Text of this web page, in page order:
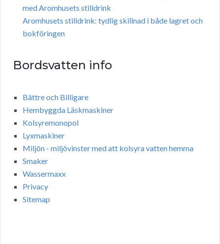
med Aromhusets stilldrink
Aromhusets stilldrink: tydlig skillnad i både lagret och
bokföringen
Bordsvatten info
Bättre och Billigare
Hembyggda Läskmaskiner
Kolsyremonopol
Lyxmaskiner
Miljön - miljövinster med att kolsyra vatten hemma
Smaker
Wassermaxx
Privacy
Sitemap